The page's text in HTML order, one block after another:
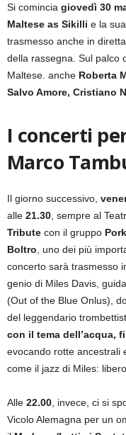
Si comincia giovedì 30
Maltese as Sikilli e la
trasmesso anche in
della rassegna. Sul palco
Maltese. anche Roberta
Salvo Amore, Cristiano
I concerti
Marco
Il giorno successivo,
alle 21.30, sempre al
Tribute con il gruppo
Boltro, uno dei più
concerto sarà trasmesso
genio di Miles Davis,
(Out of the Blue Onlus),
del leggendario
con il tema dell’acqua,
evocando rotte ancestrali
come il jazz di Miles:
Alle 22.00, invece, ci si
Vicolo Alemagna per un